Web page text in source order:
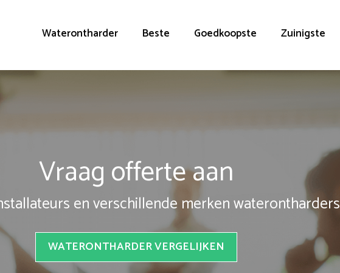
Waterontharder Beste Goedkoopste Zuinigste
Vraag offerte aan
en verschillende merken waterontharders
WATERONTHARDER VERGELIJKEN